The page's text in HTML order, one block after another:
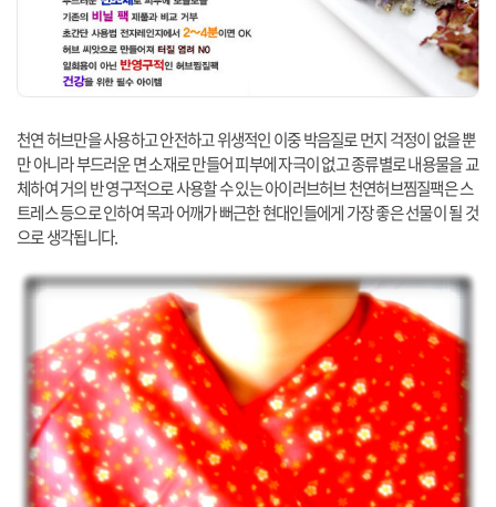
천연 허브만을 사용하고 안전하고 위생적인 이중 박음질로 먼지 걱정이 없을 뿐
만 아니라 부드러운 면 소재로 만들어 피부에 자극이 없고 종류별로 내용물을 교
체하여 거의 반 영구적으로 사용할 수 있는 아이러브허브 천연허브찜질팩은 스
트레스 등으로 인하여 목과 어깨가 뻐근한 현대인들에게 가장 좋은 선물이 될 것
으로 생각됩니다.